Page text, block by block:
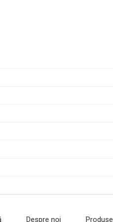
Despre noi Produse